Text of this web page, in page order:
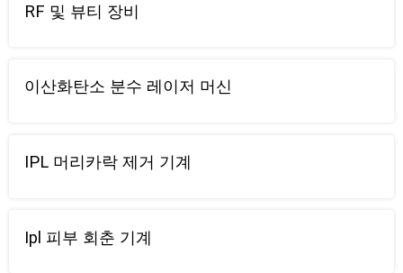
RF 및 뷰티 장비
이산화탄소 분수 레이저 머신
IPL 머리카락 제거 기계
Ipl 피부 회춘 기계